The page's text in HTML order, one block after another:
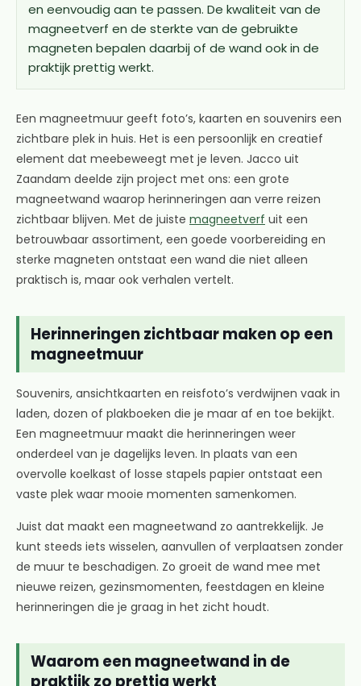
en eenvoudig aan te passen. De kwaliteit van de
magneetverf en de sterkte van de gebruikte
magneten bepalen daarbij of de wand ook in de
praktijk prettig werkt.
Een magneetmuur geeft foto’s, kaarten en souvenirs een
zichtbare plek in huis. Het is een persoonlijk en creatief
element dat meebeweegt met je leven. Jacco uit
Zaandam deelde zijn project met ons: een grote
magneetwand waarop herinneringen aan verre reizen
zichtbaar blijven. Met de juiste magneetverf uit een
betrouwbaar assortiment, een goede voorbereiding en
sterke magneten ontstaat een wand die niet alleen
praktisch is, maar ook verhalen vertelt.
Herinneringen zichtbaar maken op een
magneetmuur
Souvenirs, ansichtkaarten en reisfoto’s verdwijnen vaak in
laden, dozen of plakboeken die je maar af en toe bekijkt.
Een magneetmuur maakt die herinneringen weer
onderdeel van je dagelijks leven. In plaats van een
overvolle koelkast of losse stapels papier ontstaat een
vaste plek waar mooie momenten samenkomen.
Juist dat maakt een magneetwand zo aantrekkelijk. Je
kunt steeds iets wisselen, aanvullen of verplaatsen zonder
de muur te beschadigen. Zo groeit de wand mee met
nieuwe reizen, gezinsmomenten, feestdagen en kleine
herinneringen die je graag in het zicht houdt.
Waarom een magneetwand in de
praktijk zo prettig werkt